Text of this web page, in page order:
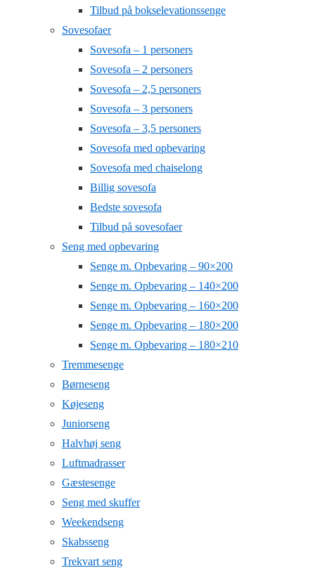
Tilbud på bokselevationssenge
Sovesofaer
Sovesofa – 1 personers
Sovesofa – 2 personers
Sovesofa – 2,5 personers
Sovesofa – 3 personers
Sovesofa – 3,5 personers
Sovesofa med opbevaring
Sovesofa med chaiselong
Billig sovesofa
Bedste sovesofa
Tilbud på sovesofaer
Seng med opbevaring
Senge m. Opbevaring – 90×200
Senge m. Opbevaring – 140×200
Senge m. Opbevaring – 160×200
Senge m. Opbevaring – 180×200
Senge m. Opbevaring – 180×210
Tremmesenge
Børneseng
Køjeseng
Juniorseng
Halvhøj seng
Luftmadrasser
Gæstesenge
Seng med skuffer
Weekendseng
Skabsseng
Trekvart seng